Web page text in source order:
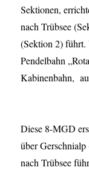
Sektionen,
nach Trübsee
(Sektion 2) führt.
Pendelbahn
Kabinenbahn,
Diese 8-MGD
über
nach Trübsee